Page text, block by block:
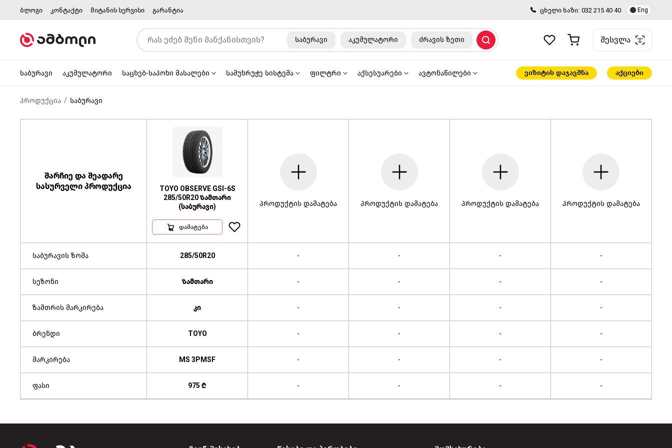
ბლოგი კონტაქტი მიტანის სერვისი გარანტია ცხელი ხაზი: 032 215 40 40 Eng
საბურავი აკუმულატორი ძრავის ზეთი შესვლა
საბურავი აკუმულატორი საცხებ-საპოხი მასალები სამუხრუჭე სისტემა ფილტრი აქსესუარები ავტონაწილები ვიზიტის დაჯავშნა აქციები
პროდუქცია საბურავი
შარჩიე და შეადარე
სასურველი პროდუქცია
TOYO OBSERVE GSI-6S
285/50R20 ზამთარი
(საბურავი)
დამატება
პროდუქტის დამატება პროდუქტის დამატება პროდუქტის დამატება პროდუქტის დამატება
საბურავის ზომა 285/50R20 - - - -
სეზონი ზამთარი - - - -
ზამთრის მარკირება კი - - - -
ბრენდი TOYO - - - -
მარკირება MS 3PMSF - - - -
ფასი 975 ₾ - - - -